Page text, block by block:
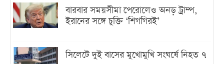
বারবার সময়সীমা পেরোলেও অনড় ট্রাম্প,
ইরানের সঙ্গে চুক্তি ‘শিগগিরই’
সিলেটে দুই বাসের মুখোমুখি সংঘর্ষে নিহত ৭